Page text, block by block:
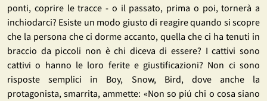
ponti, coprire le tracce - o il passato, prima o poi, tornerà a
inchiodarci? Esiste un modo giusto di reagire quando si scopre
che la persona che ci dorme accanto, quella che ci ha tenuti in
braccio da piccoli non è chi diceva di essere? I cattivi sono
cattivi o hanno le loro ferite e giustificazioni? Non ci sono
risposte semplici in Boy, Snow, Bird, dove anche la
protagonista, smarrita, ammette: «Non so piú chi o cosa siano